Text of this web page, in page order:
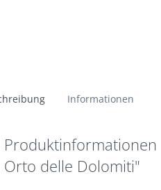
Informationen
Produktinformationen
Orto delle Dolomiti"